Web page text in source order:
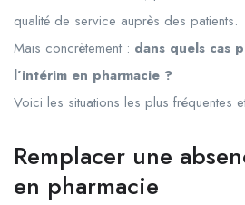
qualité de service auprès des patients.
Mais concrètement : dans quels cas
l’intérim en pharmacie ?
Voici les situations les plus fréquentes
Remplacer une
en pharmacie